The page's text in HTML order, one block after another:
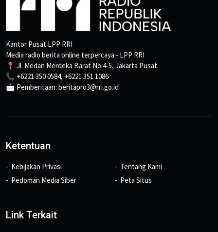
Kantor Pusat LPP RRI
Media radio berita online terpercaya - LPP RRI
📍 Jl. Medan Merdeka Barat No.4-5, Jakarta Pusat.
📞 +6221 350 0584, +6221 351 1086
📩 Pemberitaan: beritapro3@rri.go.id
Ketentuan
Kebijakan Privasi
Pedoman Media Siber
Tentang Kami
Peta Situs
Link Terkait